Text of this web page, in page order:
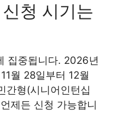
청 시기는
집중됩니다. 2026년
월 28일부터 12월
간형(시니어인턴십
제든 신청 가능합니